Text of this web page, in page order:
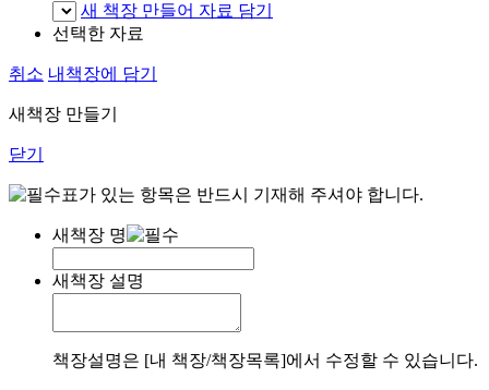
새 책장 만들어 자료 담기
선택한 자료
취소 내책장에 담기
새책장 만들기
닫기
표가 있는 항목은 반드시 기재해 주셔야 합니다.
새책장 명
새책장 설명
책장설명은 [내 책장/책장목록]에서 수정할 수 있습니다.